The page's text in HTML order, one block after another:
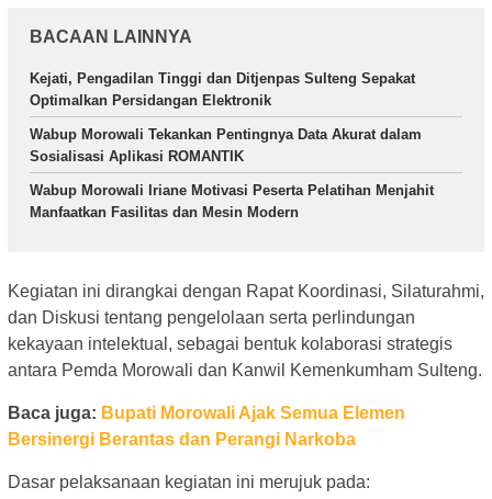
BACAAN LAINNYA
Kejati, Pengadilan Tinggi dan Ditjenpas Sulteng Sepakat
Optimalkan Persidangan Elektronik
Wabup Morowali Tekankan Pentingnya Data Akurat dalam
Sosialisasi Aplikasi ROMANTIK
Wabup Morowali Iriane Motivasi Peserta Pelatihan Menjahit
Manfaatkan Fasilitas dan Mesin Modern
Kegiatan ini dirangkai dengan Rapat Koordinasi, Silaturahmi,
dan Diskusi tentang pengelolaan serta perlindungan
kekayaan intelektual, sebagai bentuk kolaborasi strategis
antara Pemda Morowali dan Kanwil Kemenkumham Sulteng.
Baca juga: Bupati Morowali Ajak Semua Elemen
Bersinergi Berantas dan Perangi Narkoba
Dasar pelaksanaan kegiatan ini merujuk pada: